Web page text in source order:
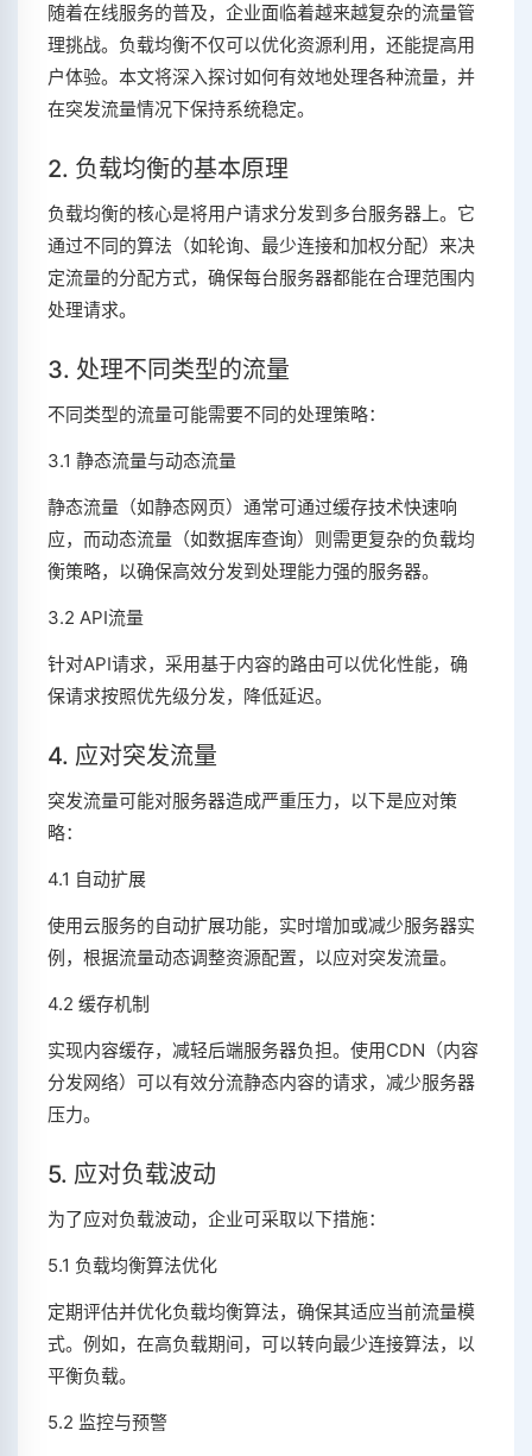
随着在线服务的普及，企业面临着越来越复杂的流量管
理挑战。负载均衡不仅可以优化资源利用，还能提高用
户体验。本文将深入探讨如何有效地处理各种流量，并
在突发流量情况下保持系统稳定。
2. 负载均衡的基本原理
负载均衡的核心是将用户请求分发到多台服务器上。它
通过不同的算法（如轮询、最少连接和加权分配）来决
定流量的分配方式，确保每台服务器都能在合理范围内
处理请求。
3. 处理不同类型的流量
不同类型的流量可能需要不同的处理策略：
3.1 静态流量与动态流量
静态流量（如静态网页）通常可通过缓存技术快速响
应，而动态流量（如数据库查询）则需更复杂的负载均
衡策略，以确保高效分发到处理能力强的服务器。
3.2 API流量
针对API请求，采用基于内容的路由可以优化性能，确
保请求按照优先级分发，降低延迟。
4. 应对突发流量
突发流量可能对服务器造成严重压力，以下是应对策
略：
4.1 自动扩展
使用云服务的自动扩展功能，实时增加或减少服务器实
例，根据流量动态调整资源配置，以应对突发流量。
4.2 缓存机制
实现内容缓存，减轻后端服务器负担。使用CDN（内容
分发网络）可以有效分流静态内容的请求，减少服务器
压力。
5. 应对负载波动
为了应对负载波动，企业可采取以下措施：
5.1 负载均衡算法优化
定期评估并优化负载均衡算法，确保其适应当前流量模
式。例如，在高负载期间，可以转向最少连接算法，以
平衡负载。
5.2 监控与预警